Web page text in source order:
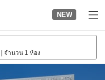
NEW
จำนวน 1 ห้อง